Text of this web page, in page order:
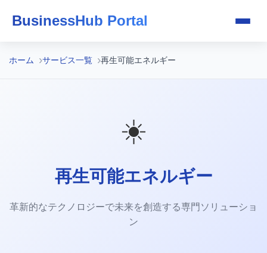
BusinessHub Portal
ホーム サービス一覧 再生可能エネルギー
☀️
再生可能エネルギー
革新的なテクノロジーで未来を創造する専門ソリューショ
ン